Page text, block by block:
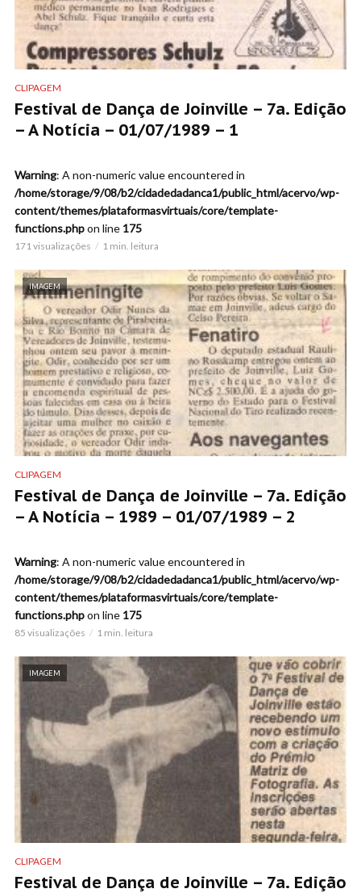
CLIPAGEM
Festival de Dança de Joinville – 7a. Edição
– A Notícia – 01/07/1989 – 1
Warning: A non-numeric value encountered in
/home/storage/9/08/b2/cidadedadanca1/public_html/acervo/wp-
content/themes/plataformasvirtuais/core/template-
functions.phpon line 175
171 visualizações 1 min. leitura
IMAGEM
CLIPAGEM
Festival de Dança de Joinville – 7a. Edição
– A Notícia – 1989 – 01/07/1989 – 2
Warning: A non-numeric value encountered in
/home/storage/9/08/b2/cidadedadanca1/public_html/acervo/wp-
content/themes/plataformasvirtuais/core/template-
functions.phpon line 175
85 visualizações 1 min. leitura
IMAGEM
CLIPAGEM
Festival de Dança de Joinville – 7a. Edição